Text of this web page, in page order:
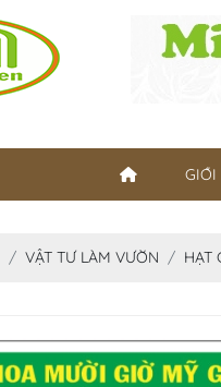
GIỚI
VẬT TƯ LÀM VƯỜN HẠT